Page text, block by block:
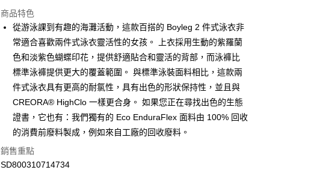
運送方式
7-11取貨(快速到店)
每筆NT$100，滿NT$1,500(含以上)免運費
宅配-本島
每筆NT$100，滿NT$1,500(含以上)免運費
商品特色
從游泳課到有趣的海灘活動，這款百搭的 Boyleg 2 件式泳衣非
常適合喜歡兩件式泳衣靈活性的女孩。 上衣採用生動的紫羅蘭
色和淡紫色蝴蝶印花，提供舒適貼合和靈活的背部，而泳褲比
標準泳褲提供更大的覆蓋範圍。 與標準泳裝面料相比，這款兩
件式泳衣具有更高的耐氯性，具有出色的形狀保持性，並且與
CREORA® HighClo 一樣更合身。 如果您正在尋找出色的生態
證書，它也有：我們獨有的 Eco EnduraFlex 面料由 100% 回收
的消費前廢料製成，例如來自工廠的回收廢料。
銷售重點
SD800310714734